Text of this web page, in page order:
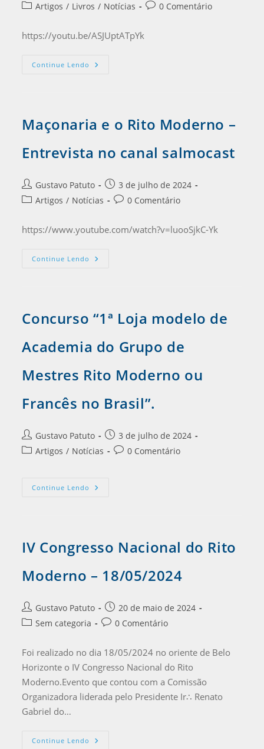
Artigos / Livros / Notícias 0 Comentário
https://youtu.be/ASJUptATpYk
Continue Lendo
Maçonaria e o Rito Moderno –
Entrevista no canal salmocast
Gustavo Patuto
3 de julho de 2024
Artigos / Notícias 0 Comentário
https://www.youtube.com/watch?v=luooSjkC-Yk
Continue Lendo
Concurso “1ª Loja modelo de
Academia do Grupo de
Mestres Rito Moderno ou
Francês no Brasil”.
Gustavo Patuto
3 de julho de 2024
Artigos / Notícias 0 Comentário
Continue Lendo
IV Congresso Nacional do Rito
Moderno – 18/05/2024
Gustavo Patuto
20 de maio de 2024
Sem categoria
0 Comentário
Foi realizado no dia 18/05/2024 no oriente de Belo
Horizonte o IV Congresso Nacional do Rito
Moderno.Evento que contou com a Comissão
Organizadora liderada pelo Presidente Ir∴ Renato
Gabriel do…
Continue Lendo